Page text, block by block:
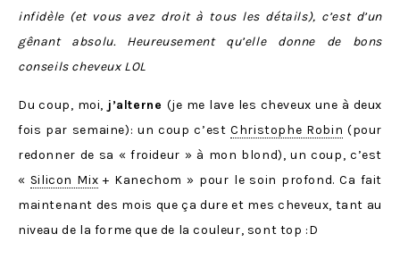
infidèle (et vous avez droit à tous les détails), c’est d’un
gênant absolu. Heureusement qu’elle donne de bons
conseils cheveux LOL
Du coup, moi, j’alterne (je me lave les cheveux une à deux
fois par semaine): un coup c’estChristophe Robin (pour
redonner de sa « froideur » à mon blond), un coup, c’est
« Silicon Mix + Kanechom » pour le soin profond. Ca fait
maintenant des mois que ça dure et mes cheveux, tant au
niveau de la forme que de la couleur, sont top :D